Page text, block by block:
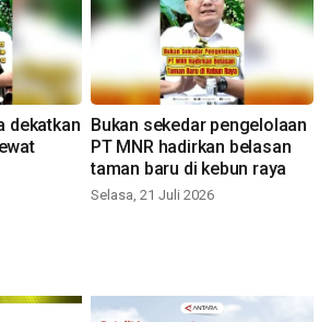
dekatkan Bukan sekedar pengelolaan
PT MNR hadirkan belasan
taman baru di kebun raya
Selasa, 21 Juli 2026